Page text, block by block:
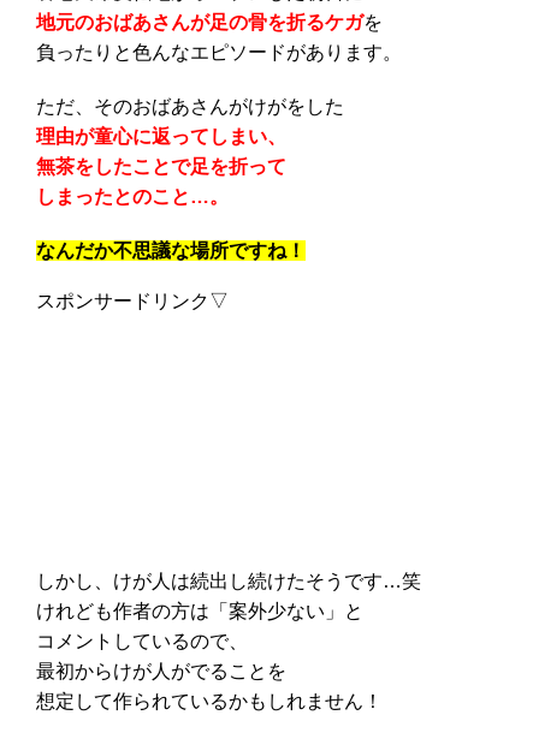
地元のおばあさんが足の骨を折るケガを
負ったりと色んなエピソードがあります。
ただ、そのおばあさんがけがをした
理由が童心に返ってしまい、
無茶をしたことで足を折って
しまったとのこと…。
なんだか不思議な場所ですね！
スポンサードリンク▽
しかし、けが人は続出し続けたそうです…笑
けれども作者の方は「案外少ない」と
コメントしているので、
最初からけが人がでることを
想定して作られているかもしれません！